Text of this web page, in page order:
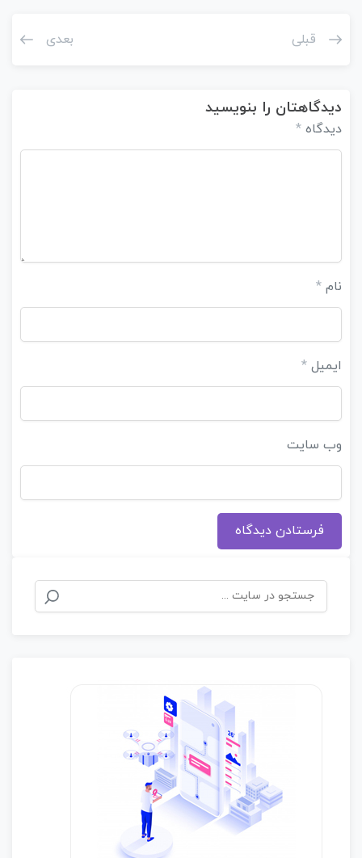
قبلی بعدی
دیدگاهتان را بنویسید
دیدگاه *
نام *
ایمیل *
وب‌ سایت